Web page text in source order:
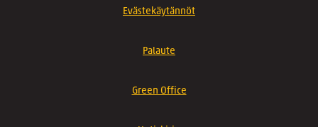
Evästekäytännöt
Palaute
Green Office